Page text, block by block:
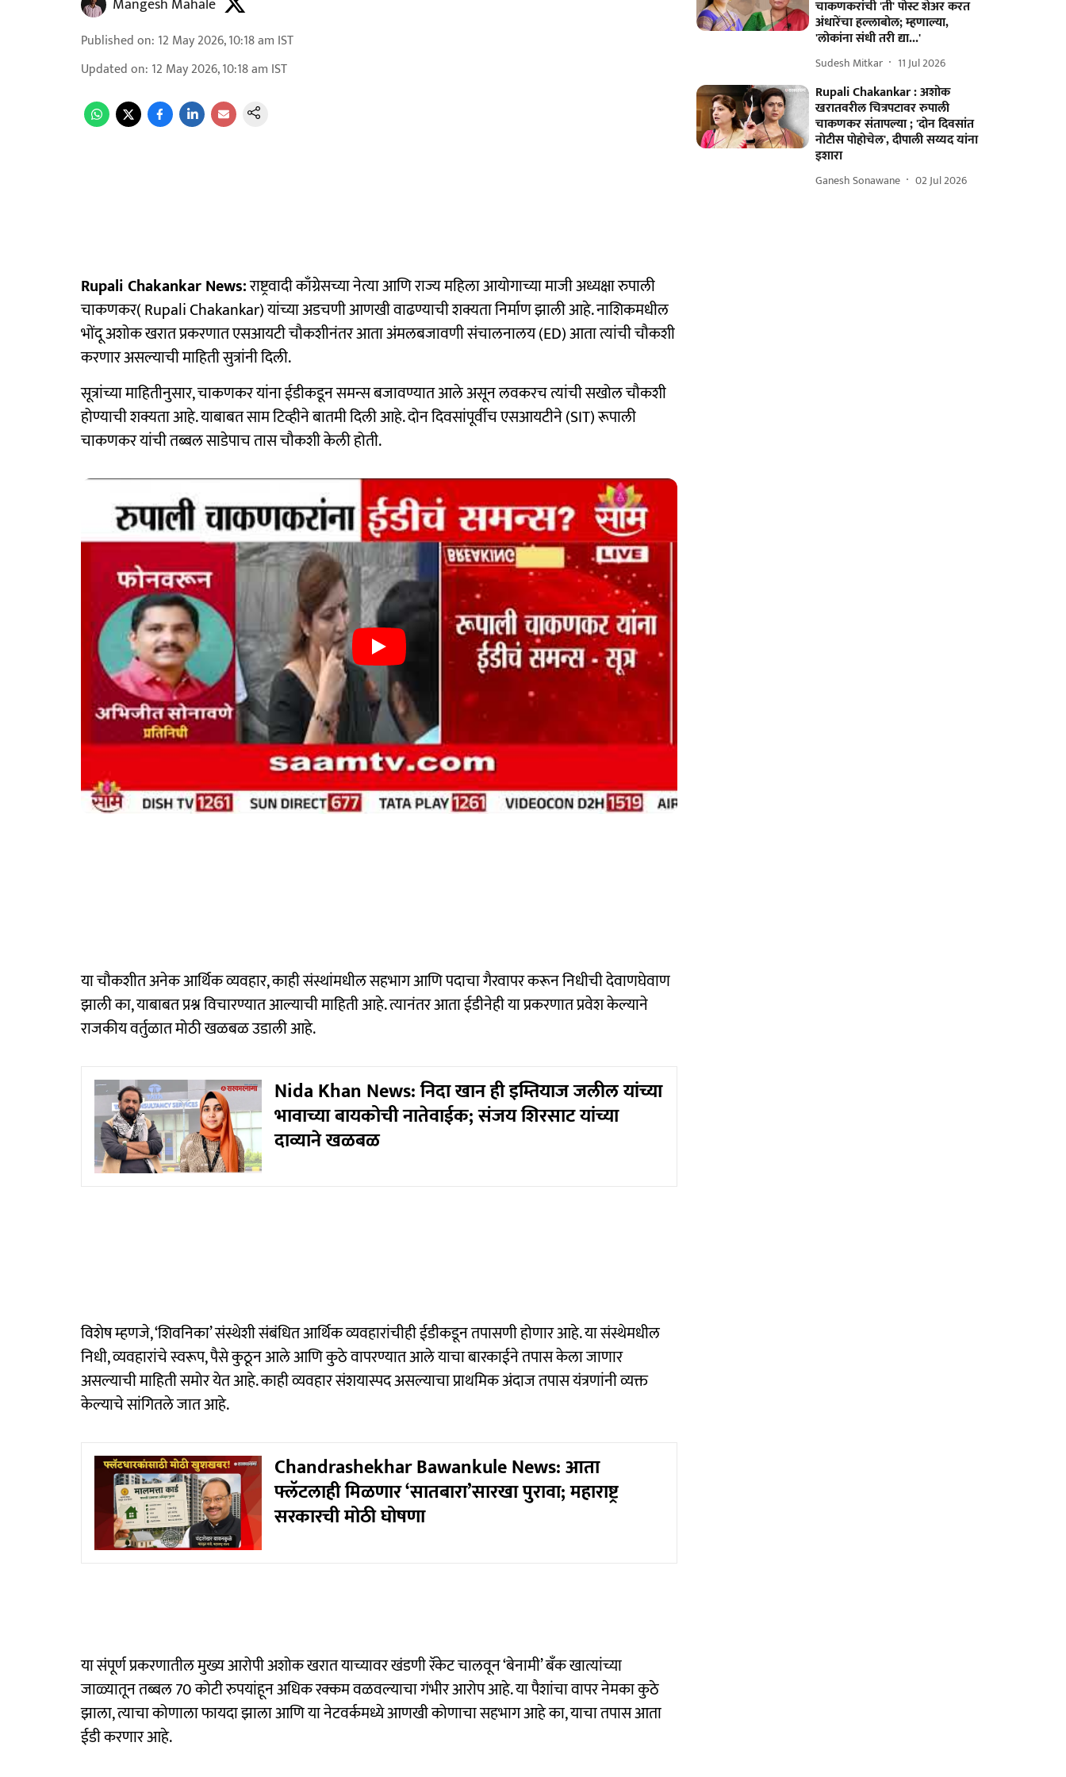
Mangesh Mahale
Published on: 12 May 2026, 10:18 am IST
Updated on: 12 May 2026, 10:18 am IST
Rupali Chakankar News:राष्ट्रवादी काँग्रेसच्या नेत्या आणि राज्य महिला आयोगाच्या माजी अध्यक्षा रुपाली
चाकणकर( Rupali Chakankar) यांच्या अडचणी आणखी वाढण्याची शक्यता निर्माण झाली आहे. नाशिकमधील
भोंदू अशोक खरात प्रकरणात एसआयटी चौकशीनंतर आता अंमलबजावणी संचालनालय (ED) आता त्यांची चौकशी
करणार असल्याची माहिती सुत्रांनी दिली.
सूत्रांच्या माहितीनुसार, चाकणकर यांना ईडीकडून समन्स बजावण्यात आले असून लवकरच त्यांची सखोल चौकशी
होण्याची शक्यता आहे. याबाबत साम टिव्हीने बातमी दिली आहे. दोन दिवसांपूर्वीच एसआयटीने (SIT) रूपाली
चाकणकर यांची तब्बल साडेपाच तास चौकशी केली होती.
या चौकशीत अनेक आर्थिक व्यवहार, काही संस्थांमधील सहभाग आणि पदाचा गैरवापर करून निधीची देवाणघेवाण
झाली का, याबाबत प्रश्न विचारण्यात आल्याची माहिती आहे. त्यानंतर आता ईडीनेही या प्रकरणात प्रवेश केल्याने
राजकीय वर्तुळात मोठी खळबळ उडाली आहे.
Nida Khan News: निदा खान ही इम्तियाज जलील यांच्या
भावाच्या बायकोची नातेवाईक; संजय शिरसाट यांच्या
दाव्याने खळबळ
विशेष म्हणजे, ‘शिवनिका’ संस्थेशी संबंधित आर्थिक व्यवहारांचीही ईडीकडून तपासणी होणार आहे. या संस्थेमधील
निधी, व्यवहारांचे स्वरूप, पैसे कुठून आले आणि कुठे वापरण्यात आले याचा बारकाईने तपास केला जाणार
असल्याची माहिती समोर येत आहे. काही व्यवहार संशयास्पद असल्याचा प्राथमिक अंदाज तपास यंत्रणांनी व्यक्त
केल्याचे सांगितले जात आहे.
Chandrashekhar Bawankule News: आता
फ्लॅटलाही मिळणार ‘सातबारा’सारखा पुरावा; महाराष्ट्र
सरकारची मोठी घोषणा
या संपूर्ण प्रकरणातील मुख्य आरोपी अशोक खरात याच्यावर खंडणी रॅकेट चालवून ‘बेनामी’ बँक खात्यांच्या
जाळ्यातून तब्बल 70 कोटी रुपयांहून अधिक रक्कम वळवल्याचा गंभीर आरोप आहे. या पैशांचा वापर नेमका कुठे
झाला, त्याचा कोणाला फायदा झाला आणि या नेटवर्कमध्ये आणखी कोणाचा सहभाग आहे का, याचा तपास आता
ईडी करणार आहे.
चाकणकरांची 'ती' पोस्ट शेअर करत
अंधारेंचा हल्लाबोल; म्हणाल्या,
'लोकांना संधी तरी द्या...'
Sudesh Mitkar 11 Jul 2026
Rupali Chakankar : अशोक
खरातवरील चित्रपटावर रुपाली
चाकणकर संतापल्या ; 'दोन दिवसांत
नोटीस पोहोचेल', दीपाली सय्यद यांना
इशारा
Ganesh Sonawane 02 Jul 2026